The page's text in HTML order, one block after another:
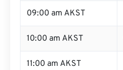
09:00 am AKST
10:00 am AKST
11:00 am AKST